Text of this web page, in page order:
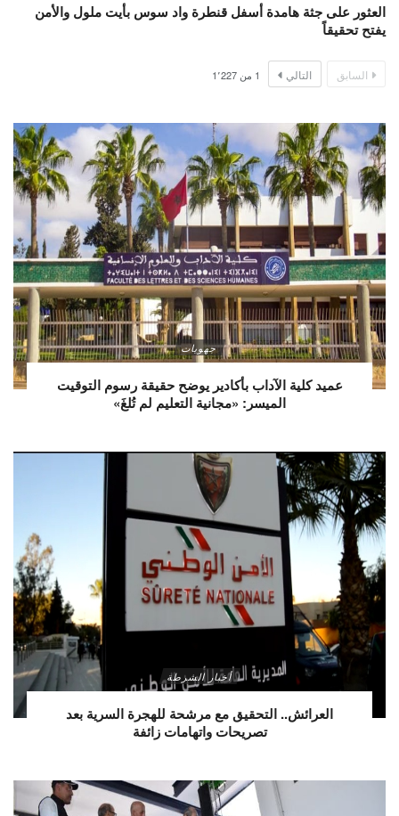
العثور على جثة هامدة أسفل قنطرة واد سوس بأيت ملول والأمن
يفتح تحقيقاً
السابق التالي 1 من 1٬227
جهويات
عميد كلية الآداب بأكادير يوضح حقيقة رسوم التوقيت
الميسر: «مجانية التعليم لم تُلغَ»
أخبار الشرطة
العرائش.. التحقيق مع مرشحة للهجرة السرية بعد
تصريحات واتهامات زائفة